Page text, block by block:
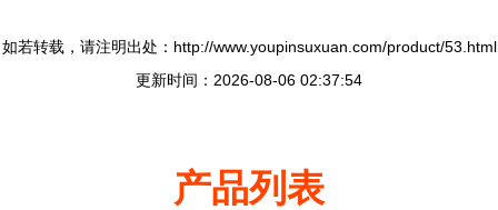
如若转载，请注明出处：http://www.youpinsuxuan.com/product/53.html
更新时间：2026-08-06 02:37:54
产品列表